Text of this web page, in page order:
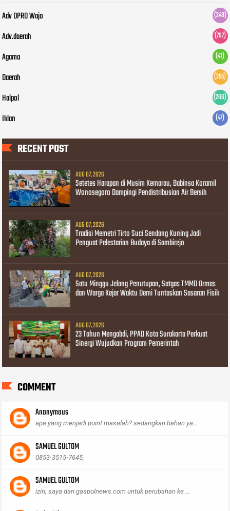
Adv DPRD Wajo (248)
Adv.daerah (797)
Agama (41)
Daerah (255)
Halpol (266)
Iklan (47)
RECENT POST
AUG 07, 2026
Setetes Harapan di Musim Kemarau, Babinsa Koramil
Wonosegoro Dampingi Pendistribusian Air Bersih
AUG 07, 2026
Tradisi Memetri Tirto Suci Sendang Kuning Jadi
Penguat Pelestarian Budaya di Sambirejo
AUG 07, 2026
Satu Minggu Jelang Penutupan, Satgas TMMD Ormas
dan Warga Kejar Waktu Demi Tuntaskan Sasaran Fisik
AUG 07, 2026
23 Tahun Mengabdi, PPAD Kota Surakarta Perkuat
Sinergi Wujudkan Program Pemerintah
COMMENT
Anonymous
apa yang menjadi point masalah? sedangkan bahan ya...
SAMUEL GULTOM
0853-3515-7645,
SAMUEL GULTOM
izin, saya dari gaspolnews.com untuk perubahan ke ...